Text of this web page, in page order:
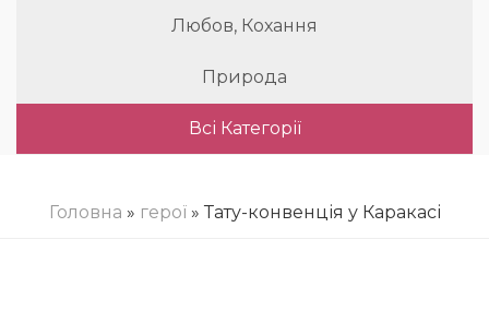
Любов, Кохання
Природа
Всі Категорії
Головна » герої» Тату-конвенція у Каракасі